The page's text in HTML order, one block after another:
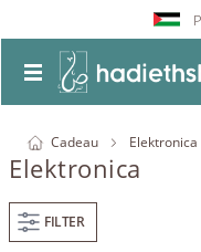
Cadeau Elektronica
Elektronica
FILTER